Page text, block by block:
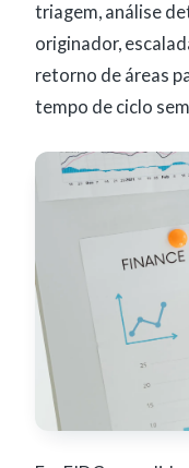
triagem, análise
originador,
retorno de áreas
tempo de ciclo